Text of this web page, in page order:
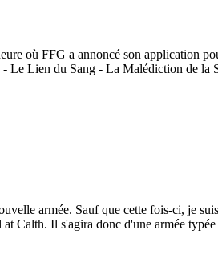
où FFG a annoncé son application
Le Lien du Sang - La Malédiction de
armée. Sauf que cette fois-ci, je
Calth. Il s'agira donc d'une armée